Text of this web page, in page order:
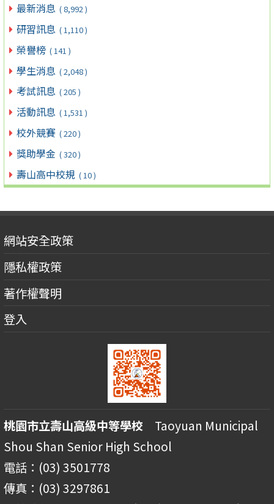
最新消息 ( 8,992 )
研習訊息 ( 1,110 )
榮譽榜 ( 141 )
學生消息 ( 2,048 )
考試訊息 ( 205 )
活動訊息 ( 1,531 )
校外競賽 ( 220 )
獎助學金 ( 320 )
壽山高中校規 ( 10 )
網站安全政策
隱私權政策
著作權聲明
登入
桃園市立壽山高級中等學校 Taoyuan Municipal
Shou Shan Senior High School
電話：(03) 3501778
傳真：(03) 3297861